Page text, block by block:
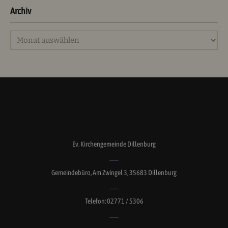
Archiv
Archiv
Ev. Kirchengemeinde Dillenburg
Gemeindebüro, Am Zwingel 3, 35683 Dillenburg
Telefon: 02771 / 5306